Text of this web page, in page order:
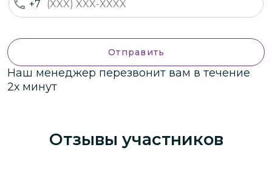
+7
Отправить
Наш менеджер перезвонит вам в течение
2х минут
Отзывы участников